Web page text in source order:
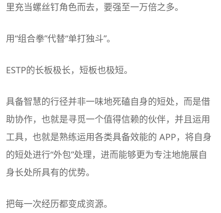
里充当螺丝钉角色而去，要强至一万倍之多。
用“组合拳”代替“单打独斗”。
ESTP的长板极长，短板也极短。
具备智慧的行径并非一味地死磕自身的短处，而是借
助协作，也就是寻觅一个值得信赖的伙伴，并且运用
工具，也就是熟练运用各类具备效能的 APP，将自身
的短处进行“外包”处理，进而能够更为专注地施展自
身长处所具有的优势。
把每一次经历都变成资源。